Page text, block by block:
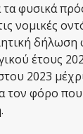
τα φυσικά
νομικές
δήλωση
έτους
2023
τον φόρο